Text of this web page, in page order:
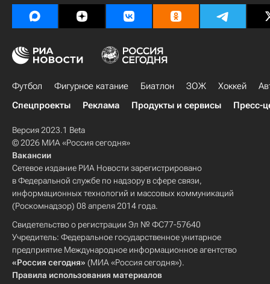
Футбол Фигурное катание Биатлон ЗОЖ Хоккей
Спецпроекты
Реклама Продукты и сервисы Пресс-
Версия 2023.1 Beta
© 2026 МИА «Россия сегодня»
Вакансии
Сетевое издание РИА Новости зарегистрировано
в Федеральной службе по надзору в сфере связи,
информационных технологий и массовых коммуникаций
(Роскомнадзор) 08 апреля 2014 года.
Свидетельство о регистрации Эл № ФС77-57640
Учредитель: Федеральное государственное унитарное
предприятие Международное информационное агентство
«Россия сегодня» (МИА «Россия сегодня»).
Правила использования материалов